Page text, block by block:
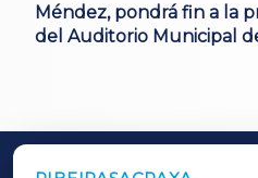
Méndez, pondrá fin a la
del Auditorio Municipal